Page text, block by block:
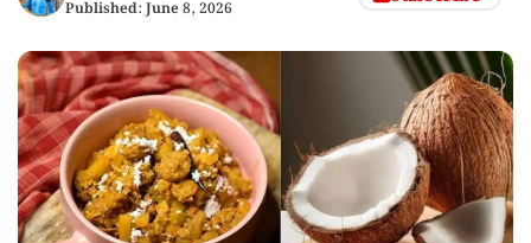
Published: June 8, 2026